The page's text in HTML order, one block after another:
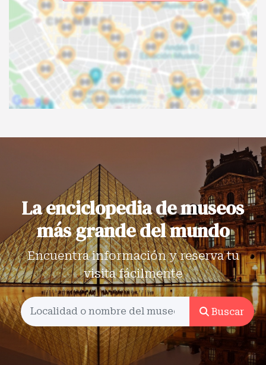
La enciclopedia de museos
más grande del mundo
Encuentra información y reserva tu
visita fácilmente
Buscar